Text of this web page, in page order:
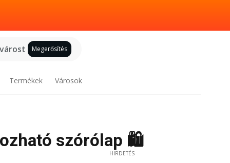
Megerősítés
Termékek Városok
szórólap 🛍️
HIRDETÉS